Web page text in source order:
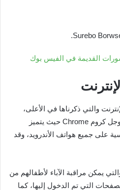
القديمة في الفيس بوك
والتي ذكرناها في الأعلى،
ويعتبر من أشهر المتصفحات جوجل كروم Chrome حيث يتميز
على جميع هواتف الأندرويد، وقد
يمكن مراقبة الآباء لأطفالهم من
التي تم الدخول إليها، كما